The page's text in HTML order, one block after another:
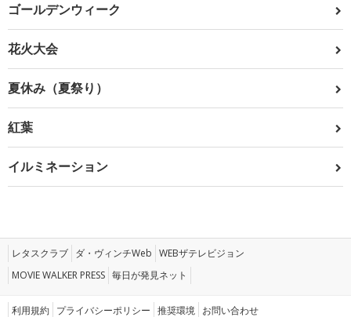
ゴールデンウィーク
花火大会
夏休み（夏祭り）
紅葉
イルミネーション
レタスクラブ ダ・ヴィンチWeb WEBザテレビジョン
MOVIE WALKER PRESS 毎日が発見ネット
利用規約 プライバシーポリシー 推奨環境 お問い合わせ